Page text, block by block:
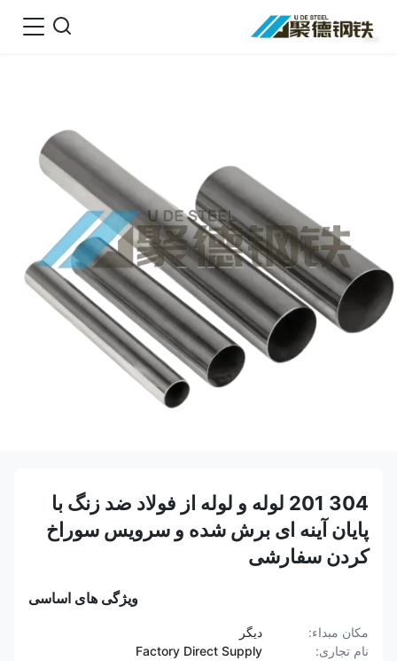
304 201 لوله و لوله از فولاد ضد زنگ با
پایان آینه ای برش شده و سرویس سوراخ
کردن سفارشی
ویژگی های اساسی
مکان مبداء:
دیگر
نام تجاری:
Factory Direct Supply